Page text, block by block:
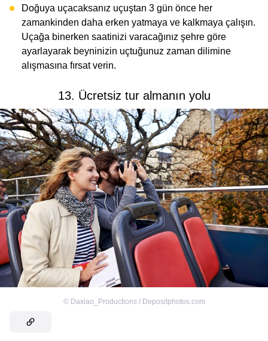
Doğuya uçacaksanız uçuştan 3 gün önce her
zamankinden daha erken yatmaya ve kalkmaya çalışın.
Uçağa binerken saatinizi varacağınız şehre göre
ayarlayarak beyninizin uçtuğunuz zaman dilimine
alışmasına fırsat verin.
13. Ücretsiz tur almanın yolu
© Daxiao_Productions / Depositphotos.com